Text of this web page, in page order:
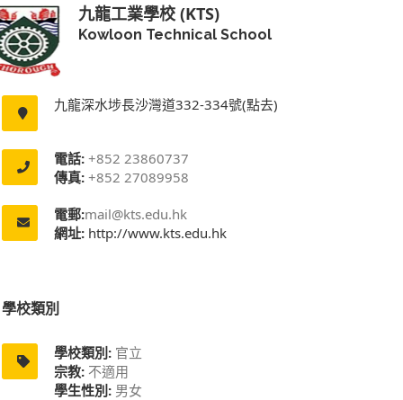
九龍工業學校 (KTS)
Kowloon Technical School
九龍深水埗長沙灣道332-334號(點去)
電話: +852 23860737
傳真: +852 27089958
電郵:mail@kts.edu.hk
網址: http://www.kts.edu.hk
學校類別
學校類別: 官立
宗教: 不適用
學生性別: 男女